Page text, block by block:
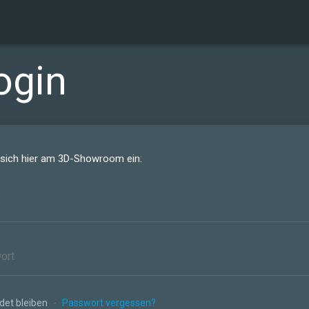
hier am 3D-Showroom ein:
bleiben - Passwort vergessen?